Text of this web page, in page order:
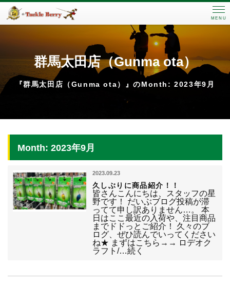
MENU
群馬太田店（Gunma ota）
『群馬太田店（Gunma ota）』のMonth: 2023年9月
Month: 2023年9月
2023.09.23
久しぶりに商品紹介！！
皆さんこんにちは、スタッフの星
野です！ だいぶブログ投稿が滞
ってて申し訳ありません…。 本
日はここ最近の入荷や、注目商品
までドドっとご紹介！ 久々のブ
ログ、ぜひ読んでいってください
ね★ まずはこちら→→ ロデオク
ラフト/…続く